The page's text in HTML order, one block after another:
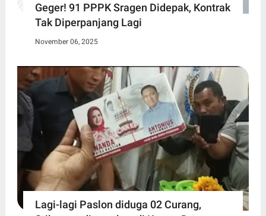
Geger! 91 PPPK Sragen Didepak, Kontrak
Tak Diperpanjang Lagi
November 06, 2025
Lagi-lagi Paslon diduga 02 Curang,